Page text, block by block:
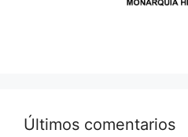
Últimos comentarios